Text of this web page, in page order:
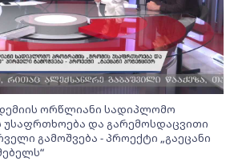
ორწლიანი სადიპლომო
უსაფრთხოება და გარემოსდაცვითი
გამოშვება - პროექტი „გაეცანი